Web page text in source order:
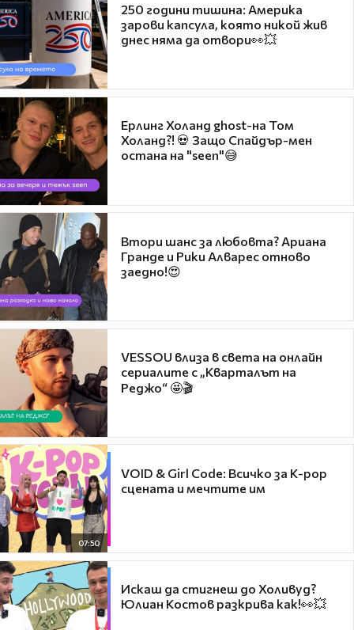
250 години тишина: Америка
зарови капсула, която никой жив
днес няма да отвори👀💥
Ерлинг Холанд ghost-на Том
Холанд?! 💀 Защо Спайдър-мен
остана на "seen"😅
Втори шанс за любовта? Ариана
Гранде и Рики Алварес отново
заедно!😍
VESSOU влиза в света на онлайн
сериалите с „Кварталът на
Реджо“ 🤩🎬
07:50
VOID & Girl Code: Всичко за K-pop
сцената и мечтите им
Искаш да стигнеш до Холивуд?
Юлиан Костов разкрива как!👀💥